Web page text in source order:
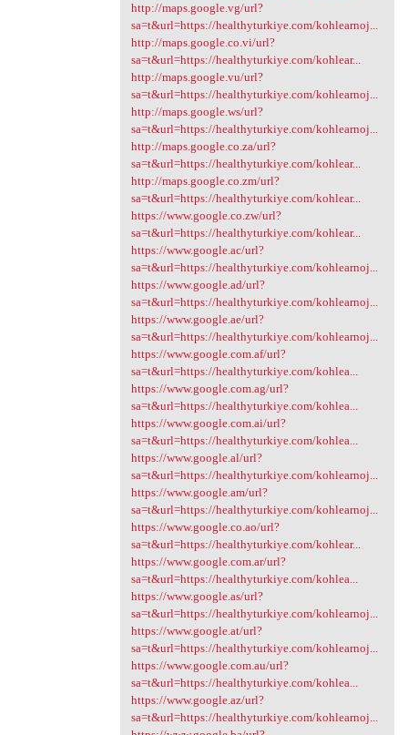
http://maps.google.vg/url?
sa=t&url=https://healthyturkiye.com/kohlearnoj...
http://maps.google.co.vi/url?
sa=t&url=https://healthyturkiye.com/kohlear...
http://maps.google.vu/url?
sa=t&url=https://healthyturkiye.com/kohlearnoj...
http://maps.google.ws/url?
sa=t&url=https://healthyturkiye.com/kohlearnoj...
http://maps.google.co.za/url?
sa=t&url=https://healthyturkiye.com/kohlear...
http://maps.google.co.zm/url?
sa=t&url=https://healthyturkiye.com/kohlear...
https://www.google.co.zw/url?
sa=t&url=https://healthyturkiye.com/kohlear...
https://www.google.ac/url?
sa=t&url=https://healthyturkiye.com/kohlearnoj...
https://www.google.ad/url?
sa=t&url=https://healthyturkiye.com/kohlearnoj...
https://www.google.ae/url?
sa=t&url=https://healthyturkiye.com/kohlearnoj...
https://www.google.com.af/url?
sa=t&url=https://healthyturkiye.com/kohlea...
https://www.google.com.ag/url?
sa=t&url=https://healthyturkiye.com/kohlea...
https://www.google.com.ai/url?
sa=t&url=https://healthyturkiye.com/kohlea...
https://www.google.al/url?
sa=t&url=https://healthyturkiye.com/kohlearnoj...
https://www.google.am/url?
sa=t&url=https://healthyturkiye.com/kohlearnoj...
https://www.google.co.ao/url?
sa=t&url=https://healthyturkiye.com/kohlear...
https://www.google.com.ar/url?
sa=t&url=https://healthyturkiye.com/kohlea...
https://www.google.as/url?
sa=t&url=https://healthyturkiye.com/kohlearnoj...
https://www.google.at/url?
sa=t&url=https://healthyturkiye.com/kohlearnoj...
https://www.google.com.au/url?
sa=t&url=https://healthyturkiye.com/kohlea...
https://www.google.az/url?
sa=t&url=https://healthyturkiye.com/kohlearnoj...